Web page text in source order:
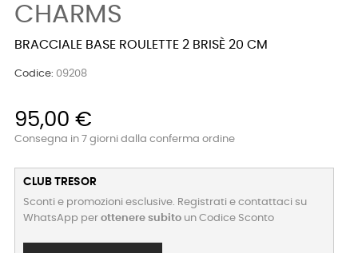
CHARMS
BRACCIALE BASE ROULETTE 2 BRISÈ 20 CM
Codice: 09208
95,00 €
Consegna in 7 giorni dalla conferma ordine
CLUB TRESOR
Sconti e promozioni esclusive. Registrati e contattaci su
WhatsApp per ottenere subito un Codice Sconto